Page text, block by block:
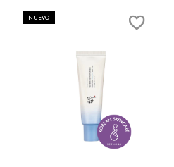
NUEVO
Ver más